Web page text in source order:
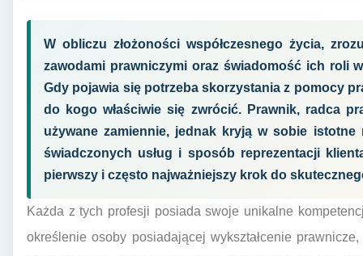
W obliczu złożoności współczesnego życia,
zawodami prawniczymi oraz świadomość ich roli
Gdy pojawia się potrzeba skorzystania z pomocy
do kogo właściwie się zwrócić. Prawnik, radca
używane zamiennie, jednak kryją w sobie istotne
świadczonych usług i sposób reprezentacji
pierwszy i często najważniejszy krok do
Każda z tych profesji posiada swoje unikalne
określenie osoby posiadającej wykształcenie